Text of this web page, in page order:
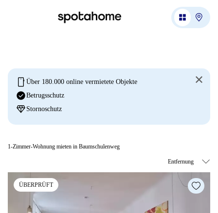
mobile Über 180.000 online vermietete Objekte
check_circleBetrugsschutz
diamond Stornoschutz
1-Zimmer-Wohnung mieten in Baumschulenweg
ÜBERPRÜFT